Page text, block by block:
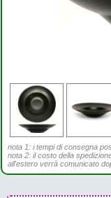
nota 1: i tempi di consegna
nota 2: il costo della
all'estero verrà comunicato